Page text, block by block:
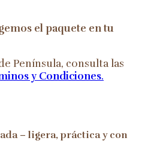
el paquete en tu
Península, consulta las
y Condiciones.
– ligera, práctica y con